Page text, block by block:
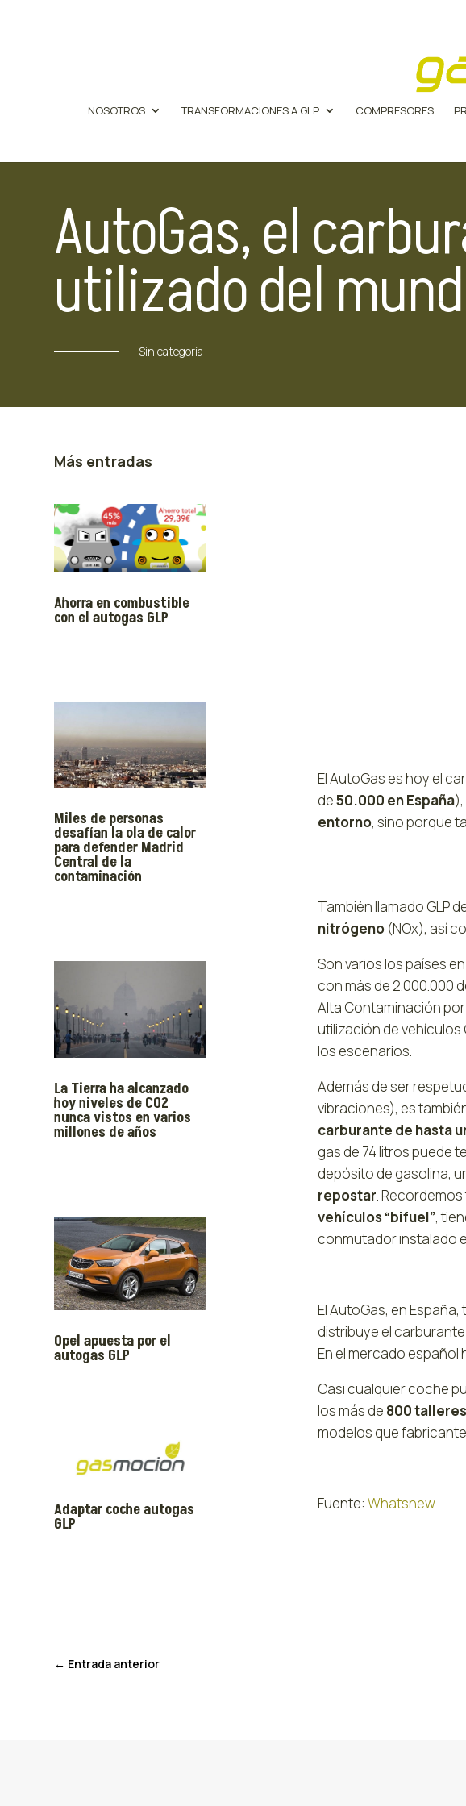
NOSOTROS TRANSFORMACIONES A GLP COMPRESORES
AutoGas, el
utilizado del
Sin categoría
Más entradas
Ahorra en combustible
con el autogas GLP
Miles de personas
desafían la ola de calor
para defender Madrid
Central de la
contaminación
La Tierra ha alcanzado
hoy niveles de CO2
nunca vistos en varios
millones de años
Opel apuesta por el
autogas GLP
Adaptar coche autogas
GLP
El AutoGas es hoy el
de50.000 en España
entorno, sino porque
También llamado GLP
nitrógeno(NOx), así
Son varios los países
con más de 2.000.000
Alta Contaminación
utilización de
los escenarios.
Además de ser
vibraciones), es
carburante de hasta
gas de 74 litros puede
depósito de gasolina,
repostar.
vehículos “bifuel”,
conmutador instalado
El AutoGas, en España,
distribuye el carburante
En el mercado español
Casi cualquier coche
los más de 800
modelos que
Fuente: Whatsnew
← Entrada anterior